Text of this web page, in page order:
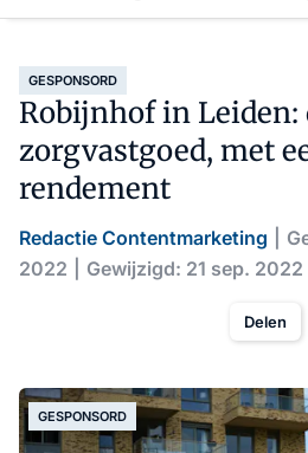
GESPONSORD
Robijnhof in Leiden:
zorgvastgoed, met
rendement
Redactie Contentmarketing
2022
Gewijzigd: 21 sep. 2022
Delen
GESPONSORD